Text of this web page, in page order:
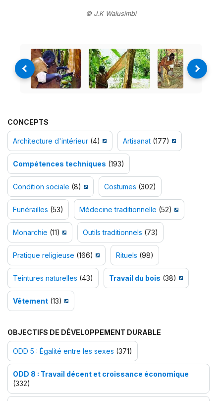
© J.K Walusimbi
CONCEPTS
Architecture d'intérieur (4) Artisanat (177)
Compétences techniques (193)
Condition sociale (8) Costumes (302)
Funérailles (53) Médecine traditionnelle (52)
Monarchie (11) Outils traditionnels (73)
Pratique religieuse (166) Rituels (98)
Teintures naturelles (43) Travail du bois (38)
Vêtement (13)
OBJECTIFS DE DÉVELOPPEMENT DURABLE
ODD 5 : Égalité entre les sexes (371)
ODD 8 : Travail décent et croissance économique
(332)